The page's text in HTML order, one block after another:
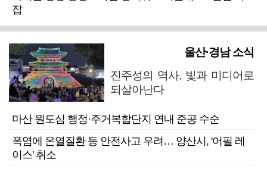
잡
울산·경남 소식
진주성의 역사, 빛과 미디어로
되살아난다
마산 원도심 행정·주거복합단지 연내 준공 수순
폭염에 온열질환 등 안전사고 우려… 양산시, '어필 레
이스' 취소